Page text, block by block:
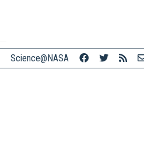
Science@NASA